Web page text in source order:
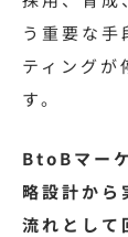
う重要な
ティングが
す。
BtoBマー
略設計から
流れとして